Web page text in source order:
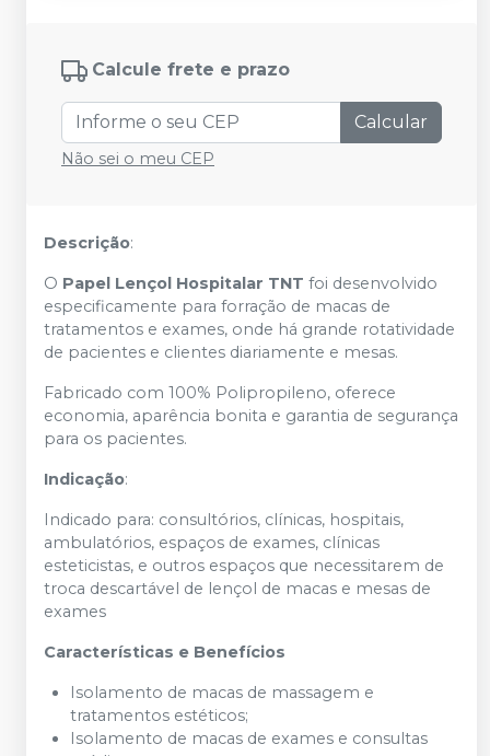
Calcule frete e prazo
Calcular
Não sei o meu CEP
Descrição:
O Papel Lençol Hospitalar TNT foi desenvolvido
especificamente para forração de macas de
tratamentos e exames, onde há grande rotatividade
de pacientes e clientes diariamente e mesas.
Fabricado com 100% Polipropileno, oferece
economia, aparência bonita e garantia de segurança
para os pacientes.
Indicação:
Indicado para: consultórios, clínicas, hospitais,
ambulatórios, espaços de exames, clínicas
esteticistas, e outros espaços que necessitarem de
troca descartável de lençol de macas e mesas de
exames
Características e Benefícios
Isolamento de macas de massagem e
tratamentos estéticos;
Isolamento de macas de exames e consultas